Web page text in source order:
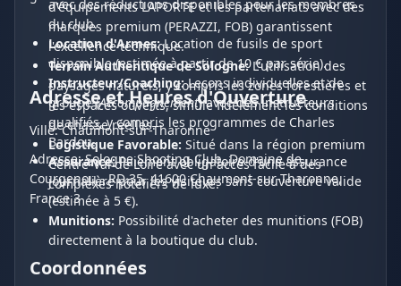
d'équipements LAPORTE et les partenariats avec des
marques premium (PERAZZI, FOB) garantissent
l'excellence technique.
Terrain Authentique de Sologne:L'utilisation des
paysages naturels, y compris les zones forestières et
les espaces ouverts, simule fidèlement les conditions
de chasse réelles.
Logistique Favorable: Situé dans la région premium
Centre-Val de Loire avec un accès facile à des
complexes hôteliers de luxe.
avec des réductions disponibles pour les membres
du club.
Location d'Armes:Location de fusils de sport
disponible (estimée à partir de 10 € par série).
Instructeur/Coaching:Leçons individuelles et de
groupe (Accompagnement) avec des instructeurs
qualifiés, y compris les programmes de Charles
Bardou.
Assurance:Paiement obligatoire d'une assurance
journalière pour les visiteurs sans couverture valide
(estimée à 5 €).
Munitions: Possibilité d'acheter des munitions (FOB)
directement à la boutique du club.
Adresse et Heures d'Ouverture
Ville: Chaumont-sur-Tharonne
Adresse: Sologne Shooting Club, Domaine de
Courgenou - RD 35, 41600 Chaumont-sur-Tharonne,
France 3
Coordonnées